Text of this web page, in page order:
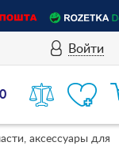
Войти
аксессуары для